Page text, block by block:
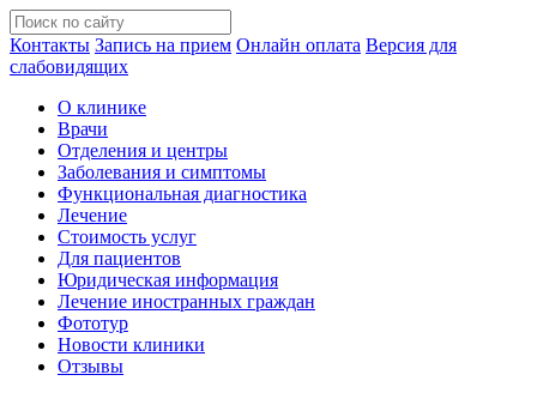
Контакты Запись на прием Онлайн оплата Версия для
слабовидящих
О клинике
Врачи
Отделения и центры
Заболевания и симптомы
Функциональная диагностика
Лечение
Стоимость услуг
Для пациентов
Юридическая информация
Лечение иностранных граждан
Фототур
Новости клиники
Отзывы